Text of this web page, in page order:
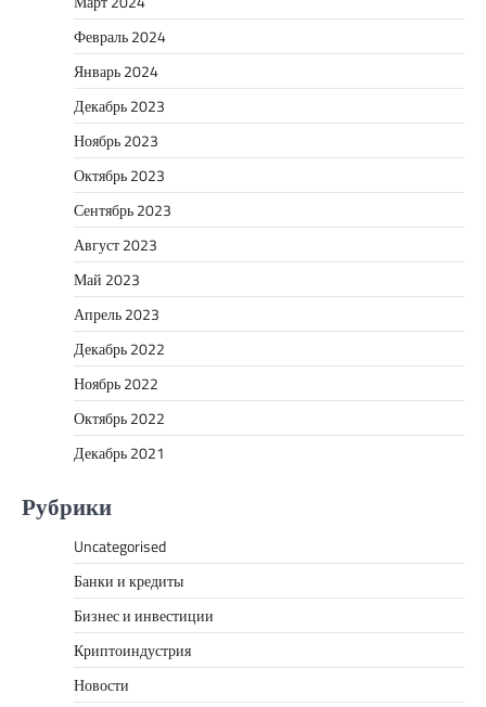
Февраль 2024
Январь 2024
Декабрь 2023
Ноябрь 2023
Октябрь 2023
Сентябрь 2023
Август 2023
Май 2023
Апрель 2023
Декабрь 2022
Ноябрь 2022
Октябрь 2022
Декабрь 2021
Рубрики
Uncategorised
Банки и кредиты
Бизнес и инвестиции
Криптоиндустрия
Новости